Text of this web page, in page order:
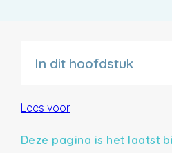
In dit hoofdstuk
Lees voor
Deze pagina is het laatst